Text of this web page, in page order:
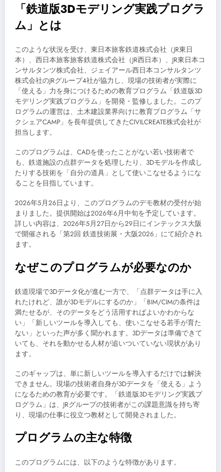
「鉄道版3Dモデリング実践プログラ
ム」とは
このような状況を受け、東日本旅客鉄道株式会社（JR東日
本）、西日本旅客旅客鉄道株式会社（JR西日本）、JR東日本コ
ンサルタンツ株式会社、ジェイアール西日本コンサルタンツ
株式会社のJRグループ4社が協力し、現場の技術者が実際に
「使える」力を身につけるための教育プログラム「鉄道版3D
モデリング実践プログラム」を開発・監修しました。このプ
ログラムの運営は、土木建設業界向けに教育プログラム「サ
クシェアCAMP」を長年提供してきたCIVILCREATE株式会社が
担当します。
このプログラムは、CADを使ったことがない若い技術者で
も、鉄道施設の点群データを処理したり、3Dモデルを作成し
たりする技術を「自分の道具」として使いこなせるようにな
ることを目指しています。
2026年5月26日より、このプログラムのデモ教材の受付が始
まりました。提供開始は2026年6月中旬を予定しています。
詳しい内容は、2026年5月27日から29日にインテックス大阪
で開催される「第2回 鉄道技術展・大阪2026」にて紹介され
ます。
なぜこのプログラムが必要なのか
鉄道現場で3Dデータ化が進む一方で、「点群データは手に入
れたけれど、誰が3Dモデルにするのか」「BIM/CIMの条件は
満たせるが、そのデータをどう活用すればよいかわからな
い」「新しいツールを導入しても、使いこなせる若手が育た
ない」といった声が多く聞かれます。3Dデータは準備できて
いても、それを動かせる人材が追いついていない現状があり
ます。
このギャップは、単に新しいツールを導入するだけでは解決
できません。現場の技術者自身が3Dデータを「使える」よう
になるための教育が必要です。「鉄道版3Dモデリング実践プ
ログラム」は、JRグループの技術者がこの課題意識を持ち寄
り、現場の仕事に役立つ教材として開発されました。
プログラムの主な特徴
このプログラムには、以下のような特徴があります。